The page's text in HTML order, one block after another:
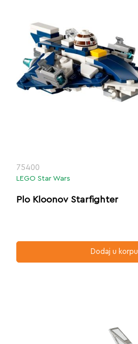
75400
LEGO Star Wars
Plo Kloonov Starfighter
Dodaj u korpu